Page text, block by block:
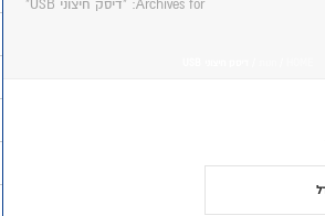
Archives for: "דיסק חיצוני USB"